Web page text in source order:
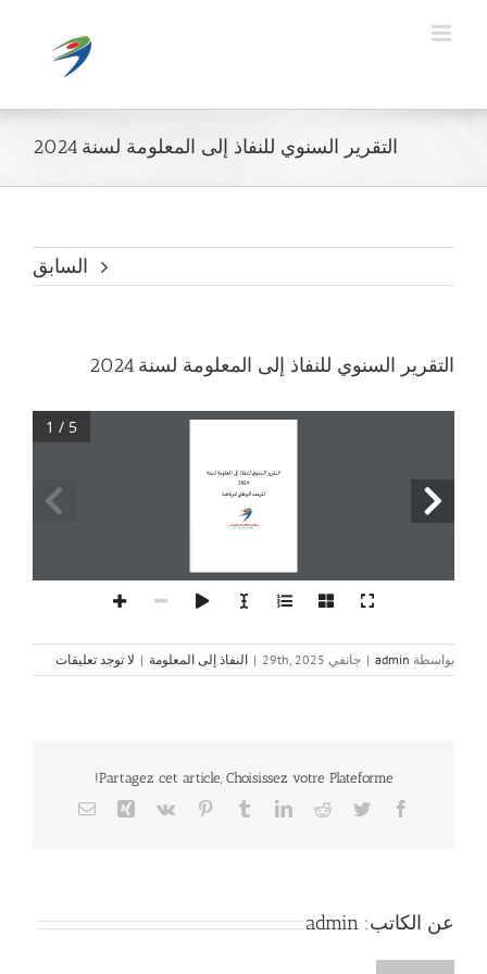
التقرير السنوي للنفاذ إلى المعلومة لسنة 2024
السابق
التقرير السنوي للنفاذ إلى المعلومة لسنة 2024
ةمولعلما ىل
إ ذافنلليونسل
ا ري
رقتلا
لسنة
2024
المرصد الوطني للرياضة
1 / 5
بواسطة admin
| جانفي 29th, 2025 | النفاذ إلى المعلومة | لا توجد تعليقات
Partagez cet article, Choisissez votre Plateforme!
Facebook
Twitter
Reddit
LinkedIn
Tumblr
Pinterest
Vk
Xing
Email
عن الكاتب: admin